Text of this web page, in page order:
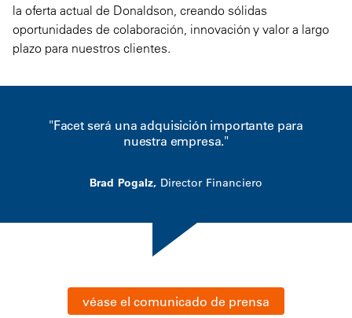
la oferta actual de Donaldson, creando sólidas
oportunidades de colaboración, innovación y valor a largo
plazo para nuestros clientes.
"Facet será una adquisición importante para
nuestra empresa."
Brad Pogalz, Director Financiero
véase el comunicado de prensa